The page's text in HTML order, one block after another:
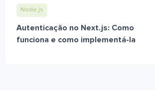
Node.js
Autenticação no Next.js: Como
funciona e como implementá-la